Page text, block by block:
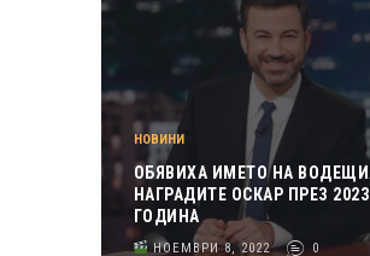
НОВИНИ
OБЯВИХА ИМЕТО НА
НАГРАДИТЕ ОСКАР ПРЕЗ 2023
ГОДИНА
НОЕМВРИ 8, 2022 0